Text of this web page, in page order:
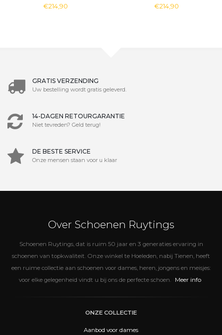
€214,90 €214,90
GRATIS VERZENDING
Uw bestelling wordt gratis geleverd.
14-DAGEN RETOURGARANTIE
Niet tevreden? Geld terug!
DE BESTE SERVICE
Onze mensen staan voor u klaar
Over Schoenen Ruytings
Schoenen Ruytings, dat is ruim 50 jaar en 3 generaties ervaring in
schoenen van topkwaliteit. Onze winkel te Hoeleden, nabij Tienen, heeft
een ruime collectie aan schoenen voor dames, heren, jongens en meisjes:
voor elke gelegenheid vindt u bij ons de perfecte schoen.
Meer info
ONZE COLLECTIE
Aanbod voor dames